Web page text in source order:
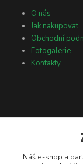
O nás
Jak nakupovat
Obchodní
Fotogalerie
Kontakty
Náš e-shop a